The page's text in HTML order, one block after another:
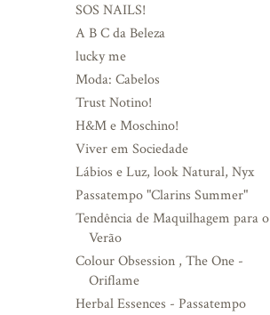
SOS NAILS!
A B C da Beleza
lucky me
Moda: Cabelos
Trust Notino!
H&M e Moschino!
Viver em Sociedade
Lábios e Luz, look Natural, Nyx
Passatempo "Clarins Summer"
Tendência de Maquilhagem para o
Verão
Colour Obsession , The One -
Oriflame
Herbal Essences - Passatempo